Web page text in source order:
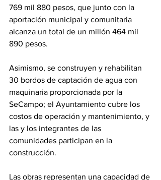
769 mil 880 pesos, que junto con la
aportación municipal y comunitaria
alcanza un total de un millón 464 mil
890 pesos.
Asimismo, se construyen y rehabilitan
30 bordos de captación de agua con
maquinaria proporcionada por la
SeCampo; el Ayuntamiento cubre los
costos de operación y mantenimiento, y
las y los integrantes de las
comunidades participan en la
construcción.
Las obras representan una capacidad de